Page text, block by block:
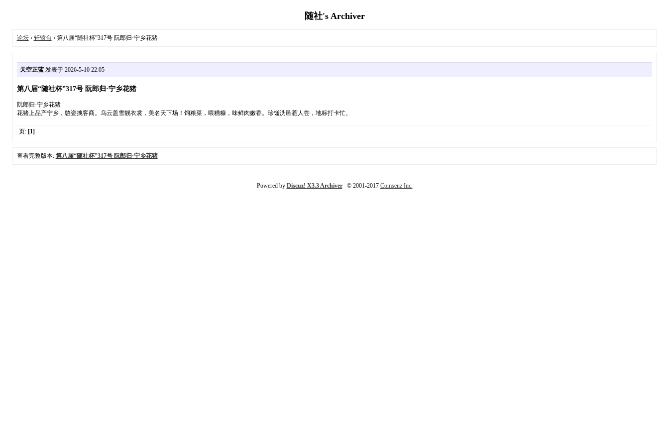
随社's Archiver
论坛› 轩辕台 › 第八届“随社杯”317号 阮郎归·宁乡花猪
天空正蓝发表于 2026-5-10 22:05
第八届“随社杯”317号 阮郎归·宁乡花猪
阮郎归·宁乡花猪
花猪上品产宁乡，憨姿拽客商。乌云盖雪靓衣裳，美名天下场！饲粮菜，喂糟糠，味鲜肉嫩香。珍馐沩邑惹人尝，地标打卡忙。
页: [1]
查看完整版本: 第八届“随社杯”317号 阮郎归·宁乡花猪
Powered by Discuz! X3.3 Archiver© 2001-2017 Comsenz Inc.